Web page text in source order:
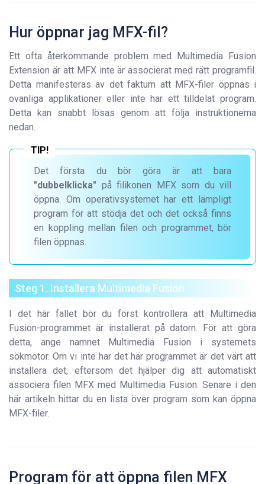
Hur öppnar jag MFX-fil?
Ett ofta återkommande problem med Multimedia Fusion
Extension är att MFX inte är associerat med rätt programfil.
Detta manifesteras av det faktum att MFX-filer öppnas i
ovanliga applikationer eller inte har ett tilldelat program.
Detta kan snabbt lösas genom att följa instruktionerna
nedan.
Det första du bör göra är att bara
"dubbelklicka" på filikonen MFX som du vill
öppna. Om operativsystemet har ett lämpligt
program för att stödja det och det också finns
en koppling mellan filen och programmet, bör
filen öppnas.
Steg 1. Installera Multimedia Fusion
I det här fallet bör du först kontrollera att Multimedia
Fusion-programmet är installerat på datorn. För att göra
detta, ange namnet Multimedia Fusion i systemets
sökmotor. Om vi inte har det här programmet är det värt att
installera det, eftersom det hjälper dig att automatiskt
associera filen MFX med Multimedia Fusion. Senare i den
här artikeln hittar du en lista över program som kan öppna
MFX-filer.
Program för att öppna filen MFX